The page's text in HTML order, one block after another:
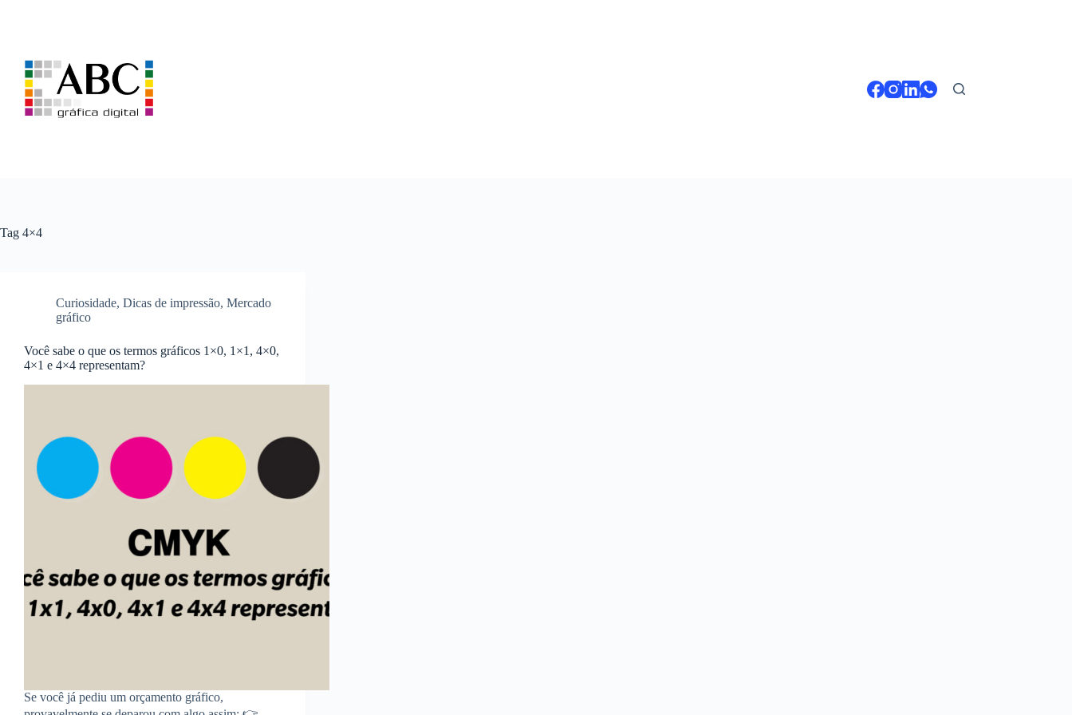
Tag 4×4
Curiosidade, Dicas de impressão, Mercado
gráfico
Você sabe o que os termos gráficos 1×0, 1×1, 4×0,
4×1 e 4×4 representam?
Se você já pediu um orçamento gráfico,